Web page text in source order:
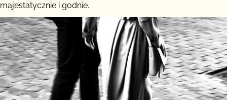
majestatycznie i godnie.